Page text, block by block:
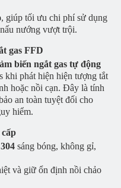
, giúp tối ưu chi phí sử dụng
nướng vượt trội.
gas FFD
biến ngắt gas tự động
khi phát hiện hiện tượng tắt
hoặc nồi cạn. Đây là tính
an toàn tuyệt đối cho
hiểm.
sáng bóng, không gỉ,
và giữ ổn định nồi chảo